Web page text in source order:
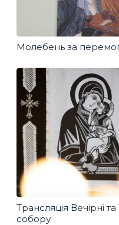
Молебень за
Трансляція Вечірні
собору